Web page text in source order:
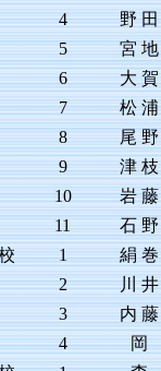
4
野 田
5
宮 地
6
大 賀
7
松 浦
8
尾 野
9
津 枝
10
岩 藤
11
石 野
1
絹 巻
2
川 井
3
内 藤
4
岡